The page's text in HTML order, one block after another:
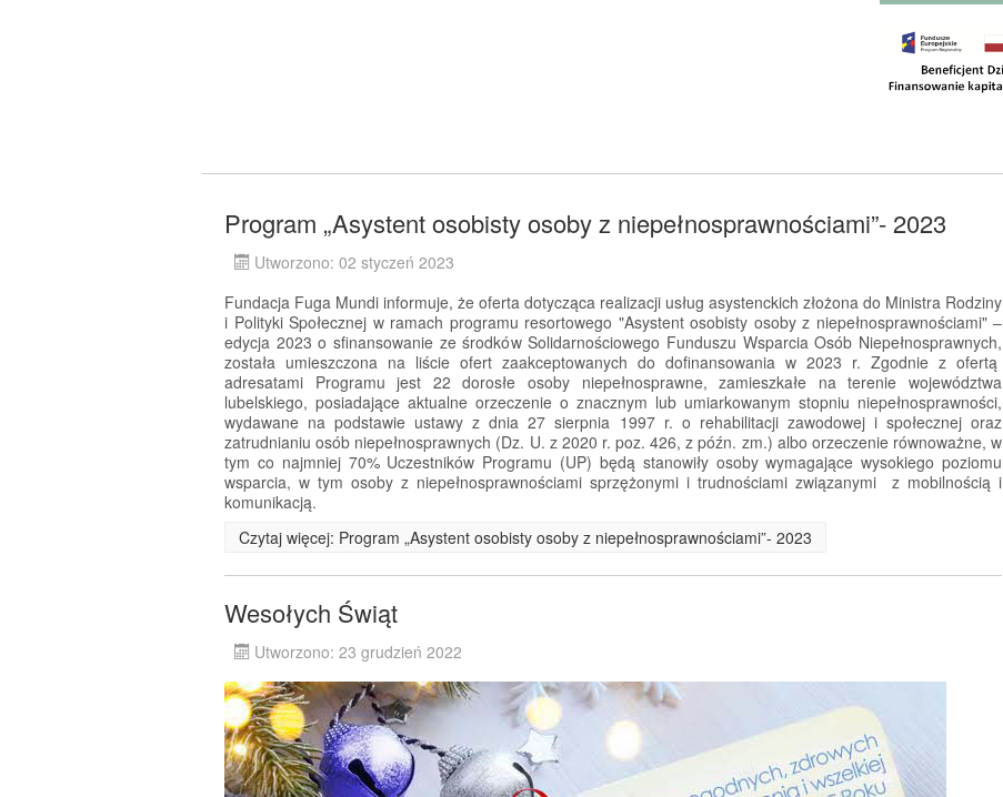
Program „Asystent osobisty osoby z niepełnosprawnościami”- 2023
Utworzono: 02 styczeń 2023
Fundacja Fuga Mundi informuje, że oferta dotycząca realizacji usług asystenckich złożona do Ministra Rodziny
i Polityki Społecznej w ramach programu resortowego "Asystent osobisty osoby z niepełnosprawnościami" –
edycja 2023 o sfinansowanie ze środków Solidarnościowego Funduszu Wsparcia Osób Niepełnosprawnych,
została umieszczona na liście ofert zaakceptowanych do dofinansowania w 2023 r. Zgodnie z ofertą
adresatami Programu jest 22 dorosłe osoby niepełnosprawne, zamieszkałe na terenie województwa
lubelskiego, posiadające aktualne orzeczenie o znacznym lub umiarkowanym stopniu niepełnosprawności,
wydawane na podstawie ustawy z dnia 27 sierpnia 1997 r. o rehabilitacji zawodowej i społecznej oraz
zatrudnianiu osób niepełnosprawnych (Dz. U. z 2020 r. poz. 426, z późn. zm.) albo orzeczenie równoważne, w
tym co najmniej 70% Uczestników Programu (UP) będą stanowiły osoby wymagające wysokiego poziomu
wsparcia, w tym osoby z niepełnosprawnościami sprzężonymi i trudnościami związanymi z mobilnością i
komunikacją.
Czytaj więcej: Program „Asystent osobisty osoby z niepełnosprawnościami”- 2023
Wesołych Świąt
Utworzono: 23 grudzień 2022